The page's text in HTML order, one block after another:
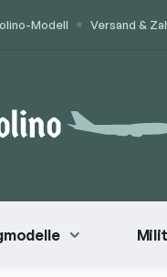
Modell Versand &